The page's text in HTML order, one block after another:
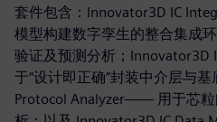
套件包含：Innovator3D IC
模型构建数字孪生的整合集成
验证及预测分析；
于“设计即正确”封装中介层与
Protocol Analyzer—— 用于芯